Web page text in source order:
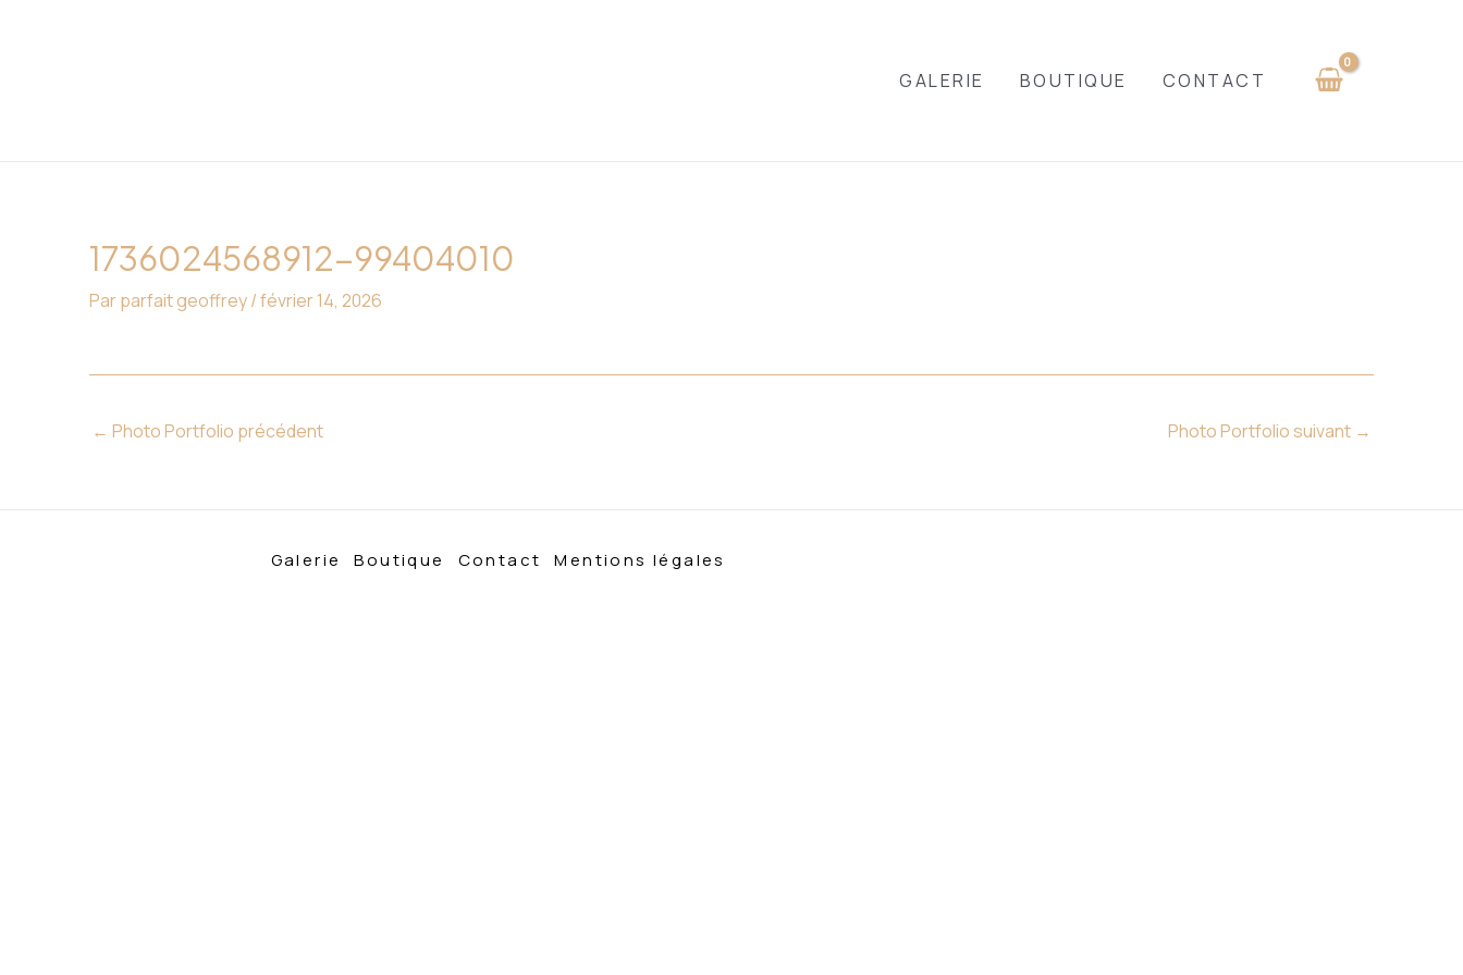
GALERIE BOUTIQUE CONTACT
1736024568912-99404010
Parparfait geoffrey/février 14, 2026
← Photo Portfolio précédent Photo Portfolio suivant →
Galerie Boutique Contact Mentions légales